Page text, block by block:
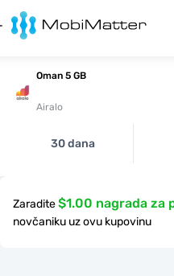
Oman 5 GB
Airalo
30 dana
Zaradite$1.00 nagrada za
novčaniku uz ovu kupovinu